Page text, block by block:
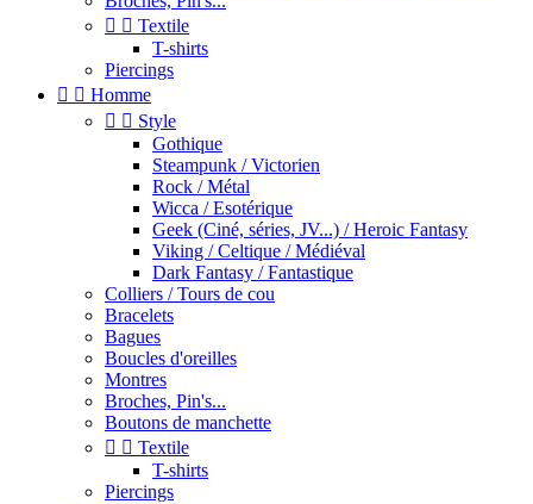
  Textile
T-shirts
Piercings
  Homme
  Style
Gothique
Steampunk / Victorien
Rock / Métal
Wicca / Esotérique
Geek (Ciné, séries, JV...) / Heroic Fantasy
Viking / Celtique / Médiéval
Dark Fantasy / Fantastique
Colliers / Tours de cou
Bracelets
Bagues
Boucles d'oreilles
Montres
Broches, Pin's...
Boutons de manchette
  Textile
T-shirts
Piercings